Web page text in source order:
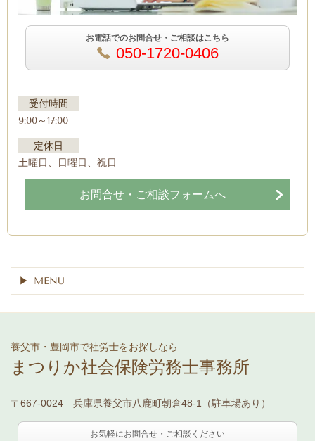
お電話でのお問合せ・ご相談はこちら
050-1720-0406
受付時間
9:00～17:00
定休日
土曜日、日曜日、祝日
お問合せ・ご相談フォームへ
MENU
養父市・豊岡市で社労士をお探しなら
まつりか社会保険労務士事務所
〒667-0024 兵庫県養父市八鹿町朝倉48-1（駐車場あり）
お気軽にお問合せ・ご相談ください